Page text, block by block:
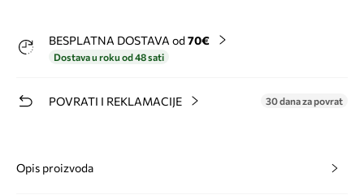
BESPLATNA DOSTAVA od 70€
Dostava u roku od 48 sati
POVRATI I REKLAMACIJE 30 dana za povrat
Opis proizvoda